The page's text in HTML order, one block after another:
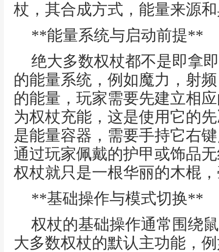
杖，其合成方式，能量来源
**能量系统与启动前提**
绝大多数权杖都不是即拿
的能量系统，例如魔力，射
的能量，玩家需要先建立相
为权杖充能，这是使用它的
是能量容器，需要手持它右
通过玩家佩戴的护甲或饰品
权杖就只是一根华丽的木棍
**基础操作与模式切换**
权杖的基础操作通常围绕
大多数权杖的默认主功能，